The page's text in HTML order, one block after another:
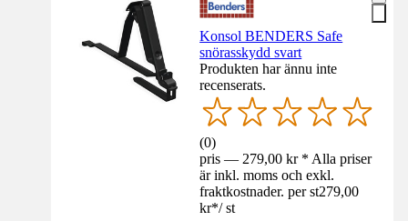
Konsol BENDERS Safe
snörasskydd svart
Produkten har ännu inte
recenserats.
(0)
pris — 279,00 kr * Alla priser
är inkl. moms och exkl.
fraktkostnader. per st279,00
kr*/ st